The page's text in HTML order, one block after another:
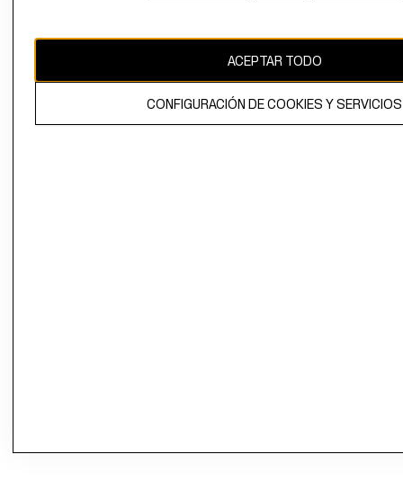
propiedad de H&M Hennes & Mauritz AB.ACEPTAR TODO
CONFIGURACIÓN DE COOKIES Y SERVICIOS